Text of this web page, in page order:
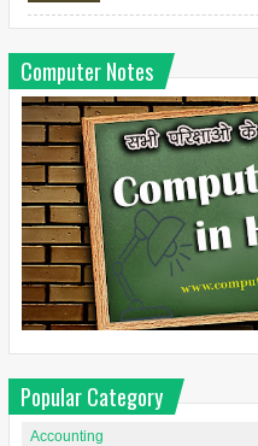
Computer Notes
Popular Category
Accounting